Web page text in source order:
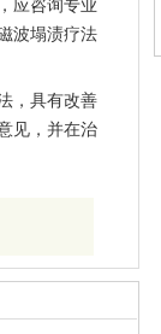
应咨询专业
波塌渍疗法
，具有改善
见，并在治